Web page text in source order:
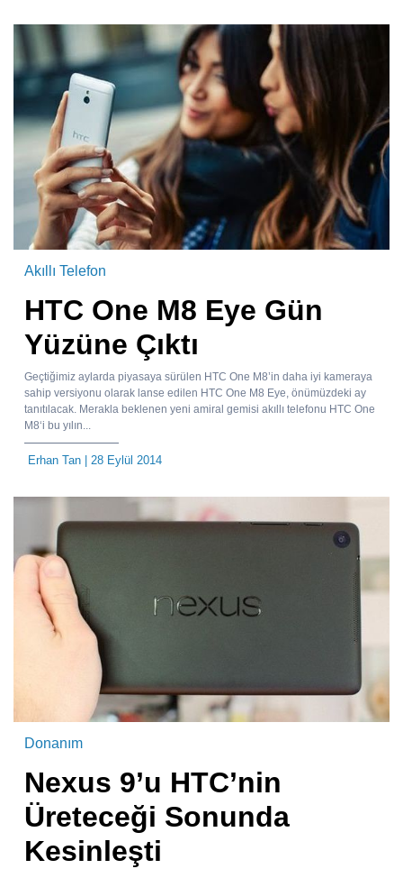
Akıllı Telefon
HTC One M8 Eye Gün
Yüzüne Çıktı
Geçtiğimiz aylarda piyasaya sürülen HTC One M8’in daha iyi kameraya
sahip versiyonu olarak lanse edilen HTC One M8 Eye, önümüzdeki ay
tanıtılacak. Merakla beklenen yeni amiral gemisi akıllı telefonu HTC One
M8‘i bu yılın...
Erhan Tan | 28 Eylül 2014
Donanım
Nexus 9’u HTC’nin
Üreteceği Sonunda
Kesinleşti